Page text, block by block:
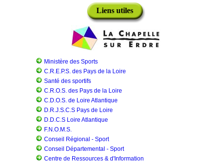
Liens utiles
Ministère des Sports
C.R.E.P.S. des Pays de la Loire
Santé des sportifs
C.R.O.S. des Pays de la Loire
C.D.O.S. de Loire Atlantique
D.R.J.S.C.S Pays de Loire
D.D.C.S Loire Atlantique
F.N.O.M.S.
Conseil Régional - Sport
Conseil Départemental - Sport
Centre de Ressources & d'Information